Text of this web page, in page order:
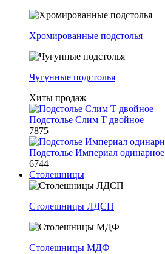
Хромированные подстолья
Чугунные подстолья
Хиты продаж
Подстолье Слим Т двойное
7875
Подстолье Империал одинарное
6744
Столешницы
Столешницы ЛДСП
Столешницы МДФ